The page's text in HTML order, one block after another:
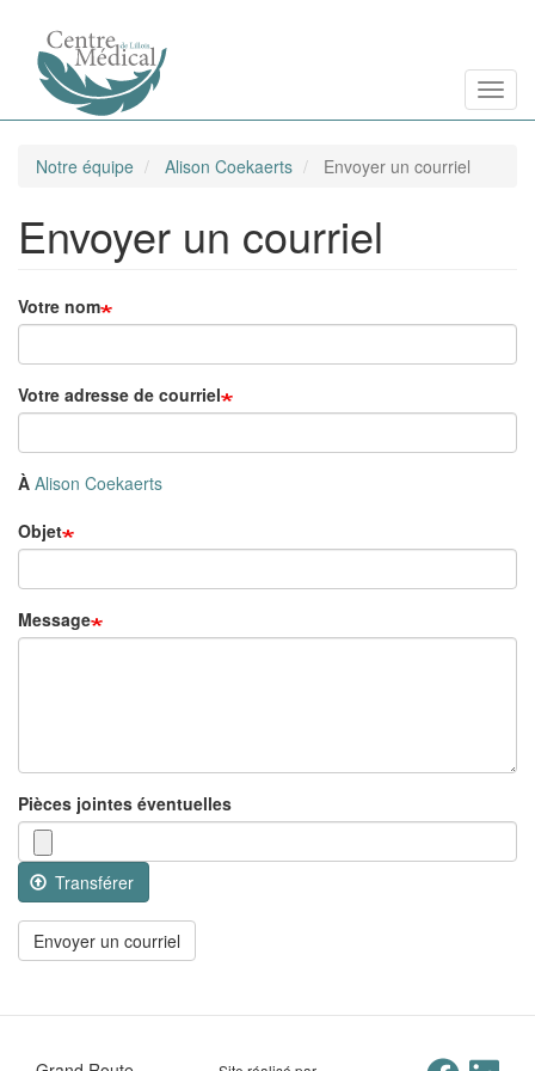
contenu
Notre équipe Alison Coekaerts Envoyer un courriel
Envoyer un courriel
Votre nom
Votre adresse de courriel
À Alison Coekaerts
Objet
Message
Pièces jointes éventuelles
Transférer
Envoyer un courriel